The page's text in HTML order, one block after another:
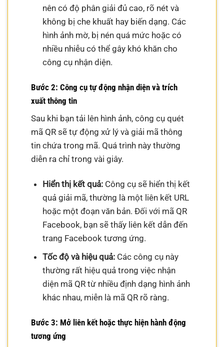
nên có độ phân giải đủ cao, rõ nét và
không bị che khuất hay biến dạng. Các
hình ảnh mờ, bị nén quá mức hoặc có
nhiều nhiễu có thể gây khó khăn cho
công cụ nhận diện.
Bước 2: Công cụ tự động nhận diện và trích
xuất thông tin
Sau khi bạn tải lên hình ảnh, công cụ quét
mã QR sẽ tự động xử lý và giải mã thông
tin chứa trong mã. Quá trình này thường
diễn ra chỉ trong vài giây.
Hiển thị kết quả:Công cụ sẽ hiển thị kết
quả giải mã, thường là một liên kết URL
hoặc một đoạn văn bản. Đối với mã QR
Facebook, bạn sẽ thấy liên kết dẫn đến
trang Facebook tương ứng.
Tốc độ và hiệu quả:Các công cụ này
thường rất hiệu quả trong việc nhận
diện mã QR từ nhiều định dạng hình ảnh
khác nhau, miễn là mã QR rõ ràng.
Bước 3: Mở liên kết hoặc thực hiện hành động
tương ứng